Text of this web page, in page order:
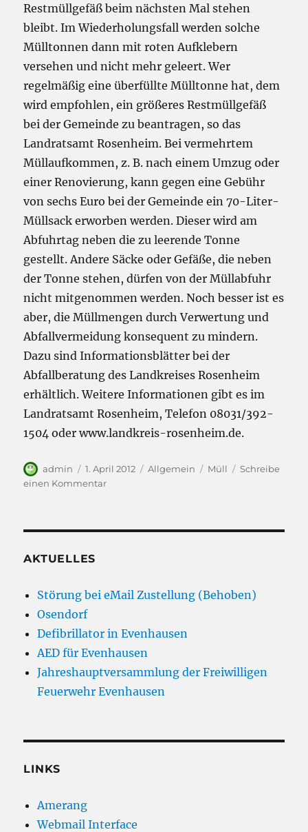
Restmüllgefäß beim nächsten Mal stehen
bleibt. Im Wiederholungsfall werden solche
Mülltonnen dann mit roten Aufklebern
versehen und nicht mehr geleert. Wer
regelmäßig eine überfüllte Mülltonne hat, dem
wird empfohlen, ein größeres Restmüllgefäß
bei der Gemeinde zu beantragen, so das
Landratsamt Rosenheim. Bei vermehrtem
Müllaufkommen, z. B. nach einem Umzug oder
einer Renovierung, kann gegen eine Gebühr
von sechs Euro bei der Gemeinde ein 70-Liter-
Müllsack erworben werden. Dieser wird am
Abfuhrtag neben die zu leerende Tonne
gestellt. Andere Säcke oder Gefäße, die neben
der Tonne stehen, dürfen von der Müllabfuhr
nicht mitgenommen werden. Noch besser ist es
aber, die Müllmengen durch Verwertung und
Abfallvermeidung konsequent zu mindern.
Dazu sind Informationsblätter bei der
Abfallberatung des Landkreises Rosenheim
erhältlich. Weitere Informationen gibt es im
Landratsamt Rosenheim, Telefon 08031/392-
1504 oder www.landkreis-rosenheim.de.
Autor
admin
Veröffentlicht
am
1. April 2012 Kategorien
Allgemein Schlagwörter
Müll
Schreibe
einen Kommentarzu
AKTUELLES
Störung bei eMail Zustellung (Behoben)
Osendorf
Defibrillator in Evenhausen
AED für Evenhausen
Jahreshauptversammlung der Freiwilligen
Feuerwehr Evenhausen
LINKS
Amerang
Webmail Interface